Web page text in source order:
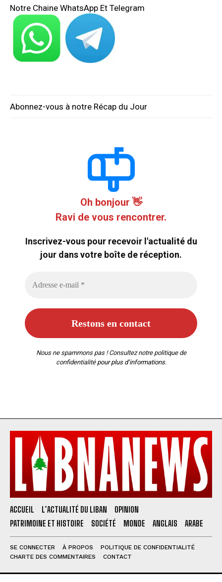
Notre Chaine WhatsApp Et Telegram
Abonnez-vous à notre Récap du Jour
Oh bonjour 👋
Ravi de vous rencontrer.
Inscrivez-vous pour recevoir l'actualité du
jour dans votre boîte de réception.
Nous ne spammons pas ! Consultez notre politique de
confidentialitépour plus d’informations.
ACCUEIL L’ACTUALITÉ DU LIBAN
OPINION
PATRIMOINE ET HISTOIRE
SOCIÉTÉ MONDE ANGLAIS ARABE
SE CONNECTER À PROPOS
POLITIQUE DE CONFIDENTIALITÉ
CHARTE DES COMMENTAIRES
CONTACT